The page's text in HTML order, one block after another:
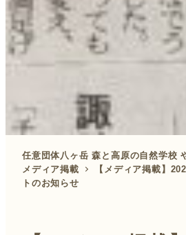
任意団体八ヶ岳 森と高原の自然学校
メディア掲載
【メディア掲載】
トのお知らせ